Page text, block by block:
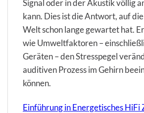
Signal oder in der Akustik völlig
kann. Dies ist die Antwort, auf
Welt schon lange gewartet hat.
wie Umweltfaktoren –
Geräten – den Stresspegel
auditiven Prozess im Gehirn
können.
Einführung in Energetisches HiFi